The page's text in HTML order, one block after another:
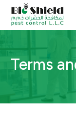
Terms